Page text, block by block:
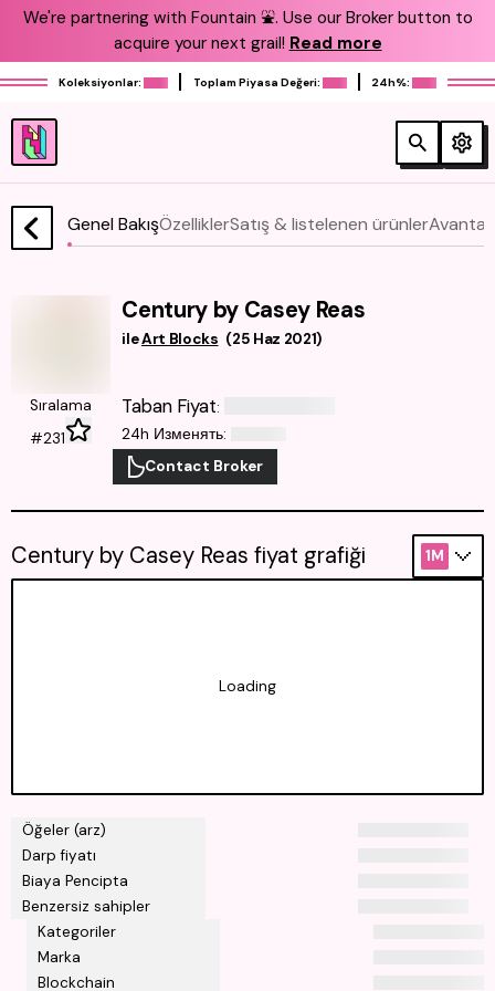
We're partnering with Fountain ⛲️. Use our Broker button to
acquire your next grail! Read more
Koleksiyonlar: Toplam Piyasa Değeri: 24h%:
Genel BakışÖzelliklerSatış & listelenen ürünler
Century by Casey Reas
ileArt Blocks (25 Haz 2021)
Sıralama
#231
Taban Fiyat:
24h Изменять:
Contact Broker
Öğeler (arz)
Darp fiyatı
Biaya Pencipta
Benzersiz sahipler
Kategoriler
Marka
Blockchain
Century by Casey Reas fiyat grafiği 1M
Loading